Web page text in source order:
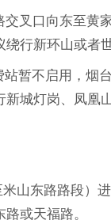
叉口向东至黄
行新环山或者
暂不启用，烟
城灯岗、凤凰山
山东路路段）
或天福路。